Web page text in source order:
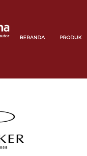
BERANDA PRODUK